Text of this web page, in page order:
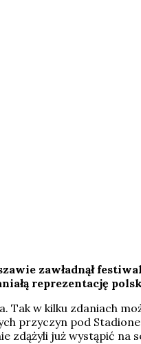
zawładnął
reprezentację
w kilku zdaniach
przyczyn pod
zdążyli już wystąpić